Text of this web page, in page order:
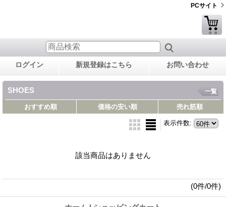
PCサイト
ログイン 新規登録はこちら お問い合わせ
SHOES 一覧
おすすめ順 価格の安い順 売れ筋順
表示件数:
該当商品はありません
(0件/0件)